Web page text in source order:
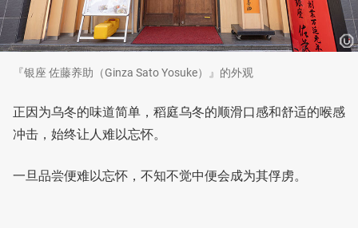
『银座 佐藤养助（Ginza Sato Yosuke）』的外观
正因为乌冬的味道简单，稻庭乌冬的顺滑口感和舒适的喉感
冲击，始终让人难以忘怀。
一旦品尝便难以忘怀，不知不觉中便会成为其俘虏。